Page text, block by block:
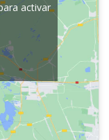
activar